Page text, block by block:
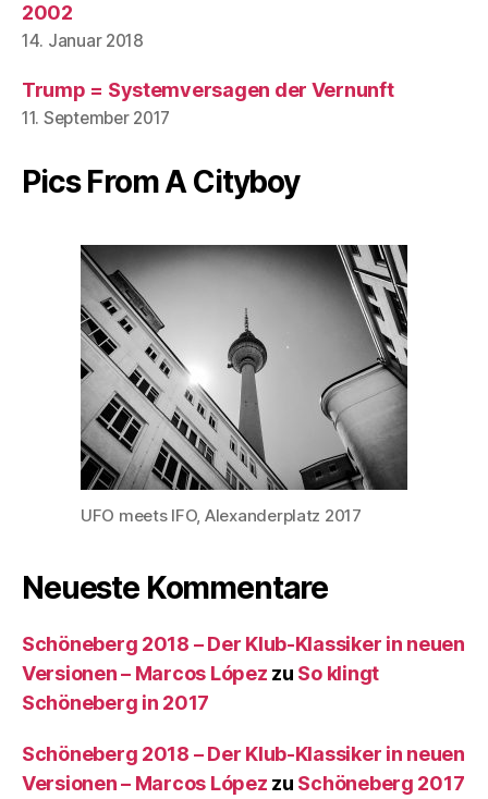
2002
14. Januar 2018
Trump = Systemversagen der Vernunft
11. September 2017
Pics From A Cityboy
UFO meets IFO, Alexanderplatz 2017
Neueste Kommentare
Schöneberg 2018 – Der Klub-Klassiker in neuen
Versionen – Marcos López zu So klingt
Schöneberg in 2017
Schöneberg 2018 – Der Klub-Klassiker in neuen
Versionen – Marcos López zu Schöneberg 2017